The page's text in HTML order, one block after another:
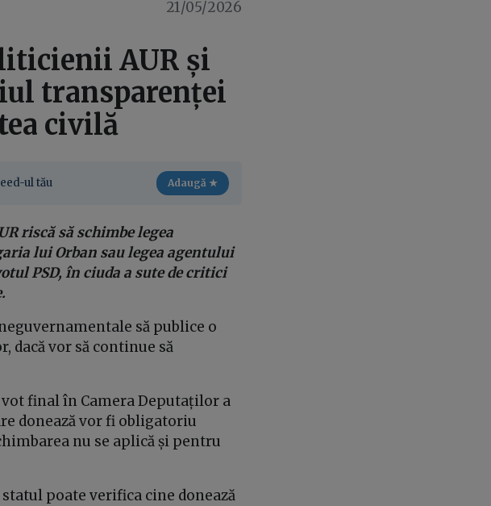
21/05/2026
AUR și
transparenței
civilă
ul tău Adaugă ★
riscă să schimbe legea
lui Orban sau legea agentului
PSD, în ciuda a sute de critici
să publice o
vor să continue să
final în Camera Deputaților a
donează vor fi obligatoriu
nu se aplică și pentru
poate verifica cine donează